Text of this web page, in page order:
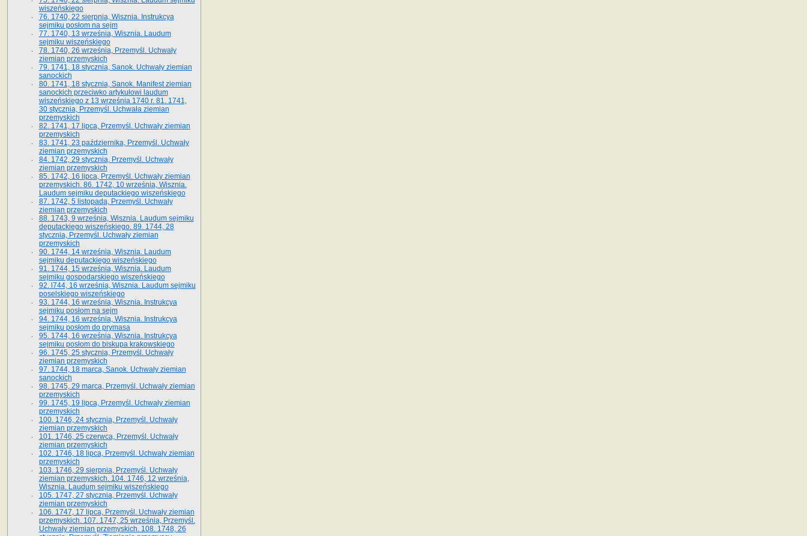
wiszeńskiego
76. 1740, 22 sierpnia, Wisznia. Instrukcya
sejmiku posłom na sejm
77. 1740, 13 września, Wisznia. Laudum
sejmiku wiszeńskiego
78. 1740, 26 września, Przemyśl. Uchwały
ziemian przemyskich
79. 1741, 18 stycznia, Sanok. Uchwały ziemian
sanockich
80. 1741, 18 stycznia, Sanok. Manifest ziemian
sanockich przeciwko artykułowi laudum
wiszeńskiego z 13 wrze­śnia 1740 r. 81. 1741,
30 stycznia, Przemyśl. Uchwała ziemian
przemyskich
82. 1741, 17 lipca, Przemyśl. Uchwały ziemian
przemyskich
83. 1741, 23 października, Przemyśl. Uchwały
ziemian przemyskich
84. 1742, 29 stycznia, Przemyśl. Uchwały
ziemian przemyskich
85. 1742, 16 lipca, Przemyśl. Uchwały ziemian
przemyskich. 86. 1742, 10 września, Wisznia.
Laudum sejmiku deputackiego wiszeńskiego
87. 1742, 5 listopada, Przemyśl. Uchwały
ziemian przemyskich
88. 1743, 9 września, Wisznia. Laudum sejmiku
deputackiego wiszeńskiego. 89. 1744, 28
stycznia, Przemyśl. Uchwały ziemian
przemyskich
90. 1744, 14 września, Wisznia. Laudum
sejmiku deputackiego wiszeńskiego
91. 1744, 15 września, Wisznia. Laudum
sejmiku gospodarskiego wiszeńskiego
92. l744, 16 września, Wisznia. Laudum sejmiku
poselskiego wiszeńskiego
93. 1744, 16 września, Wisznia. Instrukcya
sejmiku posłom na sejm
94. 1744, 16 września, Wisznia. Instrukcya
sejmiku posłom do prymasa
95. 1744, 16 września, Wisznia. Instrukcya
sejmiku posłom do biskupa krakowskiego
96. 1745, 25 stycznia, Przemyśl. Uchwały
ziemian przemyskich
97. 1744, 18 marca, Sanok. Uchwały ziemian
sanockich
98. 1745, 29 marca, Przemyśl. Uchwały ziemian
przemyskich
99. 1745, 19 lipca, Przemyśl. Uchwały ziemian
przemyskich
100. 1746, 24 stycznia, Przemyśl. Uchwały
ziemian przemyskich
101. 1746, 25 czerwca, Przemyśl. Uchwały
ziemian przemyskich
102. 1746, 18 lipca, Przemyśl. Uchwały ziemian
przemyskich
103. 1746, 29 sierpnia, Przemyśl. Uchwały
ziemian przemyskich. 104. 1746, 12 września,
Wisznia. Laudum sejmiku wiszeńskiego
105. 1747, 27 stycznia, Przemyśl. Uchwały
ziemian przemyskich
106. 1747, 17 lipca, Przemyśl. Uchwały ziemian
przemyskich. 107. 1747, 25 września, Przemyśl.
Uchwały ziemian przemyskich. 108. 1748, 26